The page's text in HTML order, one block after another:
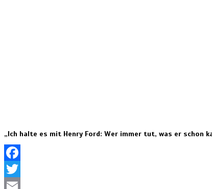
„Ich halte es mit Henry Ford: Wer immer tut, was er schon
Facebook
Twitter